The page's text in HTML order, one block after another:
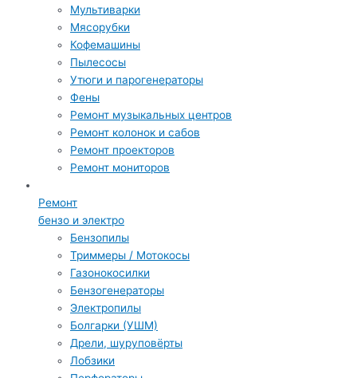
Мультиварки
Мясорубки
Кофемашины
Пылесосы
Утюги и парогенераторы
Фены
Ремонт музыкальных центров
Ремонт колонок и сабов
Ремонт проекторов
Ремонт мониторов
Ремонт
бензо и электро
Бензопилы
Триммеры / Мотокосы
Газонокосилки
Бензогенераторы
Электропилы
Болгарки (УШМ)
Дрели, шуруповёрты
Лобзики